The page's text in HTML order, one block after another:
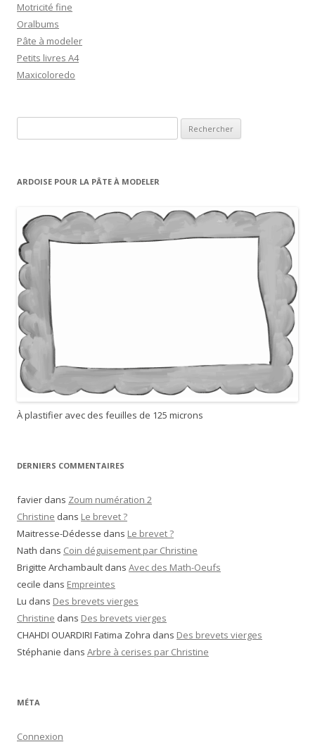
Motricité fine
Oralbums
Pâte à modeler
Petits livres A4
Maxicoloredo
e
h
h
e
r
ARDOISE POUR LA PÂTE À MODELER
À plastifier avec des feuilles de 125 microns
DERNIERS COMMENTAIRES
favier dans Zoum numération 2
Christine dans Le brevet ?
Maitresse-Dédesse dans Le brevet ?
Nath dans Coin déguisement par Christine
Brigitte Archambault dans Avec des Math-Oeufs
cecile dans Empreintes
Lu dans Des brevets vierges
Christine dans Des brevets vierges
CHAHDI OUARDIRI Fatima Zohra dans Des brevets vierges
Stéphanie dans Arbre à cerises par Christine
MÉTA
Connexion